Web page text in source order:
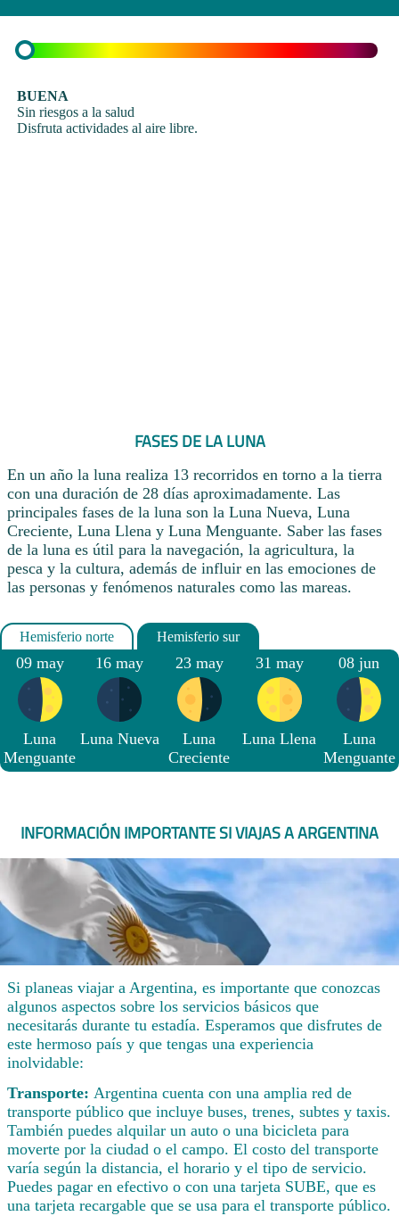
BUENA
Sin riesgos a la salud
Disfruta actividades al aire libre.
FASES DE LA LUNA
En un año la luna realiza 13 recorridos en torno a la tierra
con una duración de 28 días aproximadamente. Las
principales fases de la luna son la Luna Nueva, Luna
Creciente, Luna Llena y Luna Menguante. Saber las fases
de la luna es útil para la navegación, la agricultura, la
pesca y la cultura, además de influir en las emociones de
las personas y fenómenos naturales como las mareas.
09 may
Luna
Menguante
16 may
Luna Nueva
23 may
Luna
Creciente
31 may
Luna Llena
08 jun
Luna
Menguante
INFORMACIÓN IMPORTANTE SI VIAJAS A ARGENTINA
Si planeas viajar a Argentina, es importante que conozcas
algunos aspectos sobre los servicios básicos que
necesitarás durante tu estadía. Esperamos que disfrutes de
este hermoso país y que tengas una experiencia
inolvidable:
Transporte: Argentina cuenta con una amplia red de
transporte público que incluye buses, trenes, subtes y taxis.
También puedes alquilar un auto o una bicicleta para
moverte por la ciudad o el campo. El costo del transporte
varía según la distancia, el horario y el tipo de servicio.
Puedes pagar en efectivo o con una tarjeta SUBE, que es
una tarjeta recargable que se usa para el transporte público.